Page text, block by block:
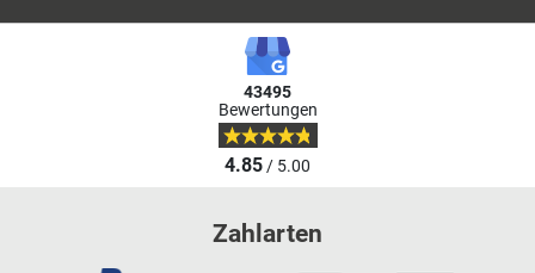
43495
Bewertungen
4.85/ 5.00
Zahlarten